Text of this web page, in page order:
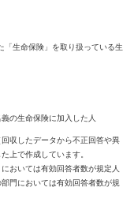
「生命保険」を取り扱っている生
の生命保険に加入した人
収したデータから不正回答や異
上で作成しています。
おいては有効回答者数が規定人
門においては有効回答者数が規